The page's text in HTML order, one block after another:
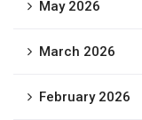
May 2026
March 2026
February 2026